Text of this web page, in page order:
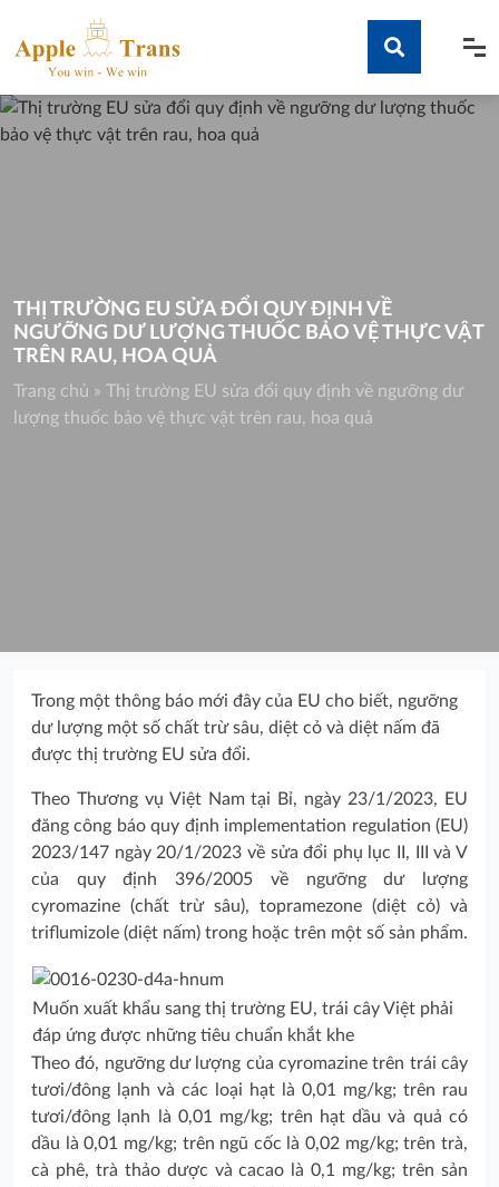
content
Tìm kiếm
THỊ TRƯỜNG EU SỬA ĐỔI QUY ĐỊNH VỀ
NGƯỠNG DƯ LƯỢNG THUỐC BẢO VỆ THỰC VẬT
TRÊN RAU, HOA QUẢ
Trang chủ » Thị trường EU sửa đổi quy định về ngưỡng dư
lượng thuốc bảo vệ thực vật trên rau, hoa quả
Trong một thông báo mới đây của EU cho biết, ngưỡng
dư lượng một số chất trừ sâu, diệt cỏ và diệt nấm đã
được thị trường EU sửa đổi.
Theo Thương vụ Việt Nam tại Bỉ, ngày 23/1/2023, EU
đăng công báo quy định implementation regulation (EU)
2023/147 ngày 20/1/2023 về sửa đổi phụ lục II, III và V
của quy định 396/2005 về ngưỡng dư lượng
cyromazine (chất trừ sâu), topramezone (diệt cỏ) và
triflumizole (diệt nấm) trong hoặc trên một số sản phẩm.
Muốn xuất khẩu sang thị trường EU, trái cây Việt phải
đáp ứng được những tiêu chuẩn khắt khe
Theo đó, ngưỡng dư lượng của cyromazine trên trái cây
tươi/đông lạnh và các loại hạt là 0,01 mg/kg; trên rau
tươi/đông lạnh là 0,01 mg/kg; trên hạt dầu và quả có
dầu là 0,01 mg/kg; trên ngũ cốc là 0,02 mg/kg; trên trà,
cà phê, trà thảo dược và cacao là 0,1 mg/kg; trên sản